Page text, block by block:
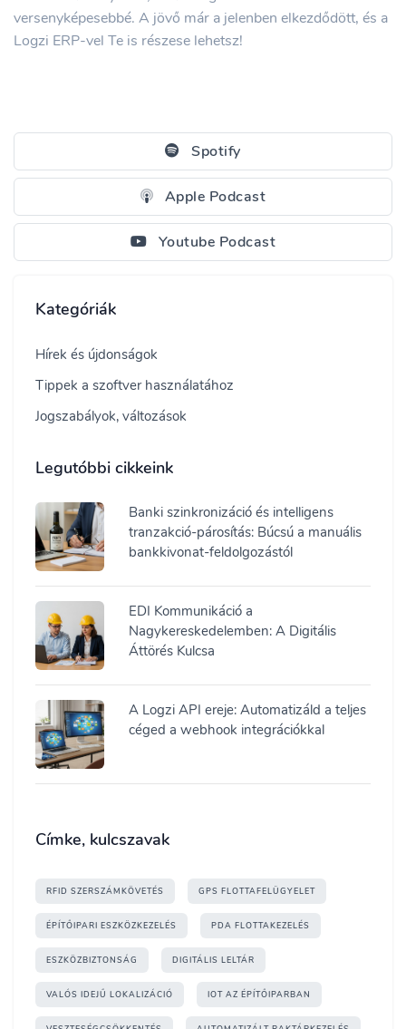
versenyképesebbé. A jövő már a jelenben elkezdődött, és a
Logzi ERP-vel Te is részese lehetsz!
Spotify
Apple Podcast
Youtube Podcast
Kategóriák
Hírek és újdonságok
Tippek a szoftver használatához
Jogszabályok, változások
Legutóbbi cikkeink
Banki szinkronizáció és intelligens
tranzakció-párosítás: Búcsú a manuális
bankkivonat-feldolgozástól
EDI Kommunikáció a
Nagykereskedelemben: A Digitális
Áttörés Kulcsa
A Logzi API ereje: Automatizáld a teljes
céged a webhook integrációkkal
Címke, kulcszavak
RFID SZERSZÁMKÖVETÉS GPS FLOTTAFELÜGYELET
ÉPÍTŐIPARI ESZKÖZKEZELÉS PDA FLOTTAKEZELÉS
ESZKÖZBIZTONSÁG DIGITÁLIS LELTÁR
VALÓS IDEJŰ LOKALIZÁCIÓ IOT AZ ÉPÍTŐIPARBAN